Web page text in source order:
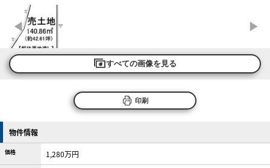
すべての画像を見る
印刷
物件情報
価格 1,280万円